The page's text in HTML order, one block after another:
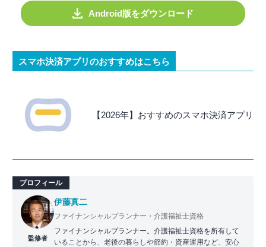
Android版をダウンロード
スマホ決済アプリのおすすめはこちら
【2026年】おすすめのスマホ決済アプリ
プロフィール
監修者
伊藤真二
ファイナンシャルプランナー・介護福祉士資格
ファイナンシャルプランナー。介護福祉士資格を所有して
いることから、老後の暮らしや節約・資産運用など、安心